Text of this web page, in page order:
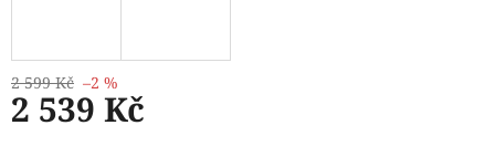
2 599 Kč –2 %
2 539 Kč